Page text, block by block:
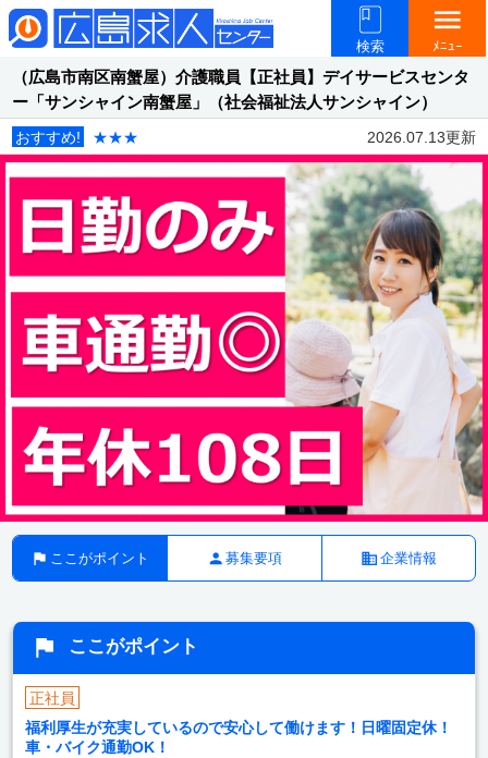
検索
menu
ﾒﾆｭｰ
（広島市南区南蟹屋）介護職員【正社員】デイサービスセンタ
ー「サンシャイン南蟹屋」（社会福祉法人サンシャイン）
おすすめ! ★★★ 2026.07.13更新
ここがポイント 募集要項 企業情報
ここがポイント
正社員
福利厚生が充実しているので安心して働けます！日曜固定休！
車・バイク通勤OK！